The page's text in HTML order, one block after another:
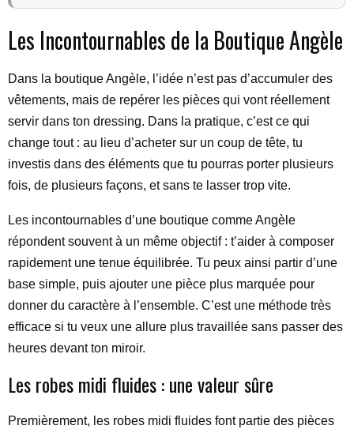
Les Incontournables de la Boutique Angèle
Dans la boutique Angèle, l’idée n’est pas d’accumuler des
vêtements, mais de repérer les pièces qui vont réellement
servir dans ton dressing. Dans la pratique, c’est ce qui
change tout : au lieu d’acheter sur un coup de tête, tu
investis dans des éléments que tu pourras porter plusieurs
fois, de plusieurs façons, et sans te lasser trop vite.
Les incontournables d’une boutique comme Angèle
répondent souvent à un même objectif : t’aider à composer
rapidement une tenue équilibrée. Tu peux ainsi partir d’une
base simple, puis ajouter une pièce plus marquée pour
donner du caractère à l’ensemble. C’est une méthode très
efficace si tu veux une allure plus travaillée sans passer des
heures devant ton miroir.
Les robes midi fluides : une valeur sûre
Premièrement, les robes midi fluides font partie des pièces